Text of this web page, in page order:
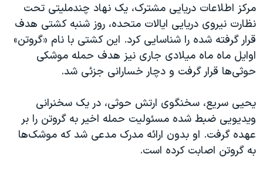
مرکز اطلاعات دریایی مشترک، یک نهاد چندملیتی تحت
نظارت نیروی دریایی ایالات متحده، روز شنبه کشتی هدف
قرار گرفته شده را شناسایی کرد. این کشتی با نام «گروتن»
اوایل ماه ماه میلادی جاری نیز هدف حمله موشکی
حوثی‌ها قرار گرفت و دچار خسارانی جزئی شد.
یحیی سریع، سخنگوی ارتش حوثی، در یک سخنرانی
ویدیویی ضبط شده مسئولیت حمله اخیر به گروتن را بر
عهده گرفت. او بدون ارائه مدرک مدعی شد که موشک‌ها
به گروتن اصابت کرده است.